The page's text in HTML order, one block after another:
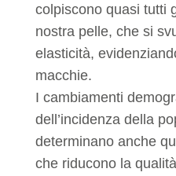
colpiscono quasi tutti
nostra pelle, che si
elasticità,
macchie.
I cambiamenti
dell’incidenza della
determinano anche
che riducono la